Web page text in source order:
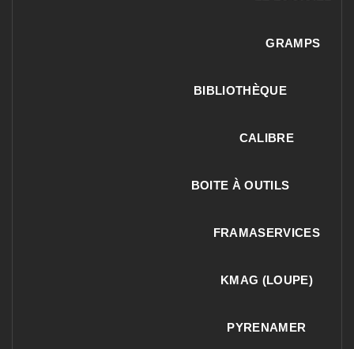
GRAMPS
BIBLIOTHÈQUE
CALIBRE
BOITE À OUTILS
FRAMASERVICES
KMAG (LOUPE)
PYRENAMER